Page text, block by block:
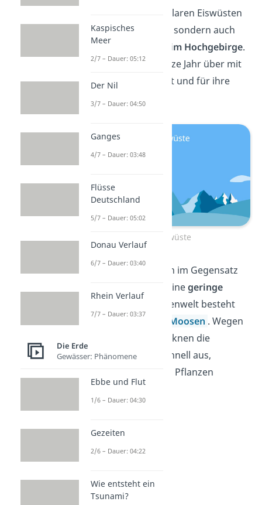
Es gibt nicht nur die polaren Eiswüsten
am Nord – und Südpol, sondern auch
alpinen Eiswüsten im Hochgebirge.
Die Gipfel sind das ganze Jahr über mit
Schnee und Eis bedeckt und für ihre
Gletscher bekannt.
Alpine Eiswüste
Alpine Eiswüsten haben im Gegensatz
zu polaren Eiswüsten einegeringe
. Die Pflanzenwelt besteht
hier aus
Moosen . Wegen
der starken Winde trocknen die
Oberflächen jedoch schnell aus,
weshalb keine anderen Pflanzen
überleben.
Kaspisches
Meer
2/7 – Dauer: 05:12
Der Nil
3/7 – Dauer: 04:50
Ganges
4/7 – Dauer: 03:48
Flüsse
Deutschland
5/7 – Dauer: 05:02
Donau Verlauf
6/7 – Dauer: 03:40
Rhein Verlauf
7/7 – Dauer: 03:37
Die Erde
Gewässer: Phänomene
Ebbe und Flut
1/6 – Dauer: 04:30
Gezeiten
2/6 – Dauer: 04:22
Wie entsteht ein
Tsunami?